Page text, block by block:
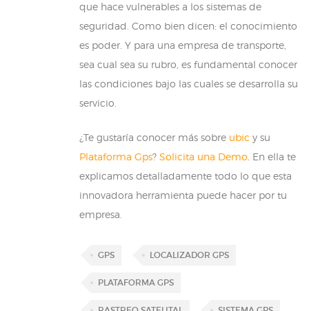
que hace vulnerables a los sistemas de
seguridad. Como bien dicen: el conocimiento
es poder. Y para una empresa de transporte,
sea cual sea su rubro, es fundamental conocer
las condiciones bajo las cuales se desarrolla su
servicio.
¿Te gustaría conocer más sobre ubic y su
Plataforma Gps? Solicita una Demo . En ella te
explicamos detalladamente todo lo que esta
innovadora herramienta puede hacer por tu
empresa.
GPS LOCALIZADOR GPS
PLATAFORMA GPS